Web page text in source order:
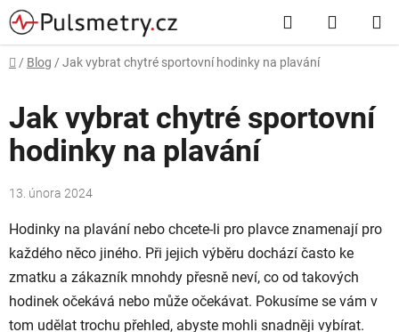
Přejít
na
obsah
Hledat
KOŠÍK
Domů
/ Blog / Jak vybrat chytré sportovní hodinky na plavání
Jak vybrat chytré sportovní
hodinky na plavání
13. února 2024
Hodinky na plavání nebo chcete-li pro plavce znamenají pro
každého něco jiného. Při jejich výběru dochází často ke
zmatku a zákazník mnohdy přesně neví, co od takových
hodinek očekává nebo může očekávat. Pokusíme se vám v
tom udělat trochu přehled, abyste mohli snadněji vybírat.